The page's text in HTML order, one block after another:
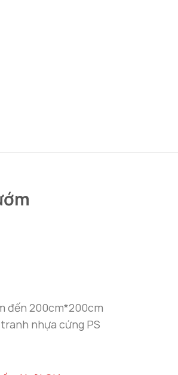
đến 200cm*200cm
nhựa cứng PS